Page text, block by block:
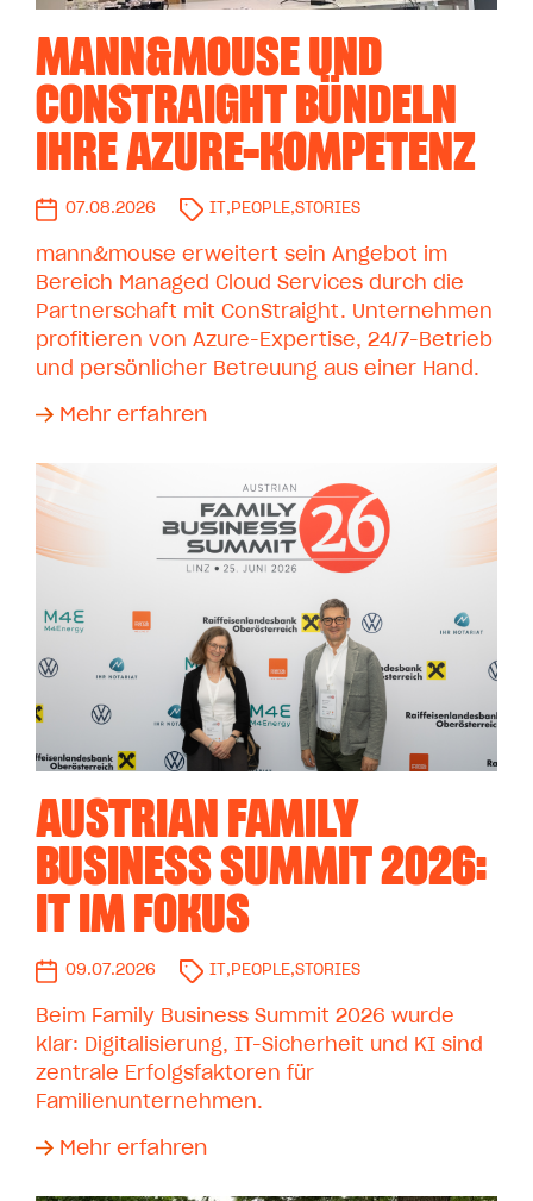
MANN&MOUSE UND
CONSTRAIGHT BÜNDELN
IHRE AZURE-KOMPETENZ
07.08.2026 IT , PEOPLE,STORIES
mann&mouse erweitert sein Angebot im
Bereich Managed Cloud Services durch die
Partnerschaft mit ConStraight. Unternehmen
profitieren von Azure-Expertise, 24/7-Betrieb
und persönlicher Betreuung aus einer Hand.
Mehr erfahren
AUSTRIAN FAMILY
BUSINESS SUMMIT 2026:
IT IM FOKUS
09.07.2026 IT , PEOPLE,STORIES
Beim Family Business Summit 2026 wurde
klar: Digitalisierung, IT-Sicherheit und KI sind
zentrale Erfolgsfaktoren für
Familienunternehmen.
Mehr erfahren